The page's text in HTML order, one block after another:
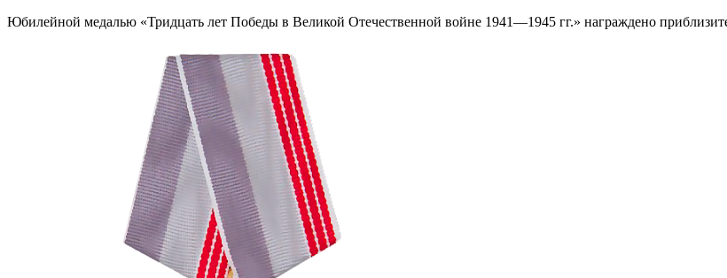
Юбилейной медалью «Тридцать лет Победы в Великой Отечественной войне 1941—1945 гг.» награждено